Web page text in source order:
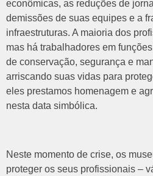
econômicas, as reduções de
demissões de suas equipes e a
infraestruturas. A maioria dos
mas há trabalhadores em
de conservação, segurança e
arriscando suas vidas para
eles prestamos homenagem e
nesta data simbólica.
Neste momento de crise, os
proteger os seus profissionais –